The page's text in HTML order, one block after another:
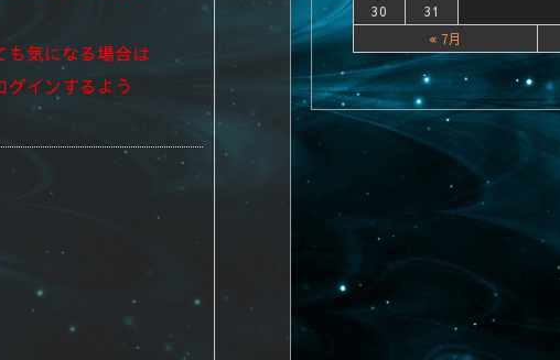
も気になる場合は
グインするよう
30
31
« 7月